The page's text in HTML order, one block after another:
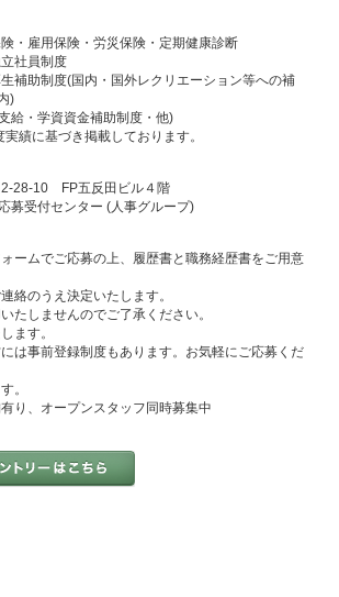
・雇用保険・労災保険・定期健康診断
社員制度
補助制度(国内・国外レクリエーション等への補
)
給・学資資金補助制度・他)
績に基づき掲載しております。
2-28-10 FP五反田ビル４階
受付センター (人事グループ)
ームでご応募の上、履歴書と職務経歴書をご用意
絡のうえ決定いたします。
たしませんのでご了承ください。
ます。
は事前登録制度もあります。お気軽にご応募くだ
。
り、オープンスタッフ同時募集中